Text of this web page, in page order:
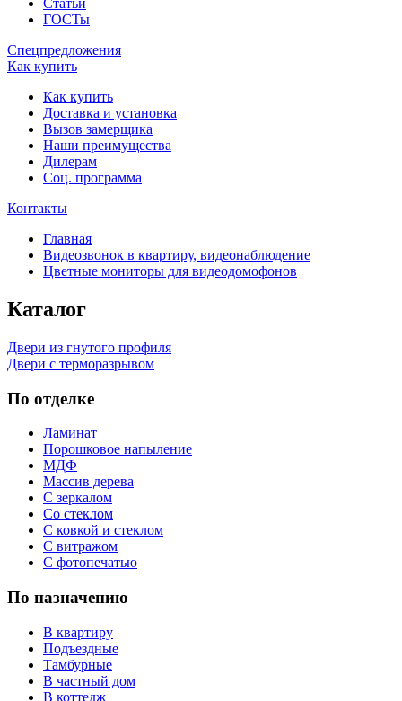
Статьи
ГОСТы
Спецпредложения
Как купить
Как купить
Доставка и установка
Вызов замерщика
Наши преимущества
Дилерам
Соц. программа
Контакты
Главная
Видеозвонок в квартиру, видеонаблюдение
Цветные мониторы для видеодомофонов
Каталог
Двери из гнутого профиля
Двери с терморазрывом
По отделке
Ламинат
Порошковое напыление
МДФ
Массив дерева
С зеркалом
Со стеклом
С ковкой и стеклом
С витражом
С фотопечатью
По назначению
В квартиру
Подъездные
Тамбурные
В частный дом
В коттедж